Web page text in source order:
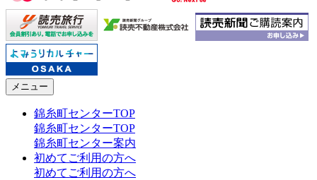
メニュー
錦糸町センターTOP
錦糸町センターTOP
錦糸町センター案内
初めてご利用の方へ
初めてご利用の方へ